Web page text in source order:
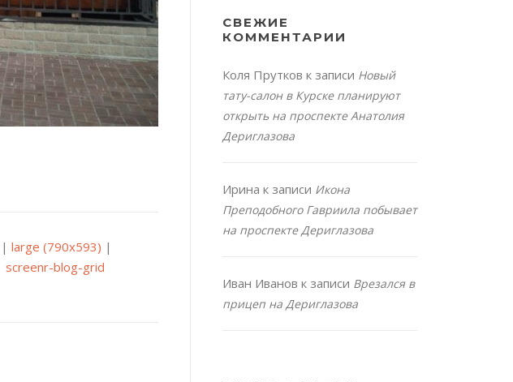
| large (790x593) |
screenr-blog-grid
СВЕЖИЕ
КОММЕНТАРИИ
Коля Прутков к записи Новый
тату-салон в Курске планируют
открыть на проспекте Анатолия
Дериглазова
Ирина к записи Икона
Преподобного Гавриила побывает
на проспекте Дериглазова
Иван Иванов к записи Врезался в
прицеп на Дериглазова